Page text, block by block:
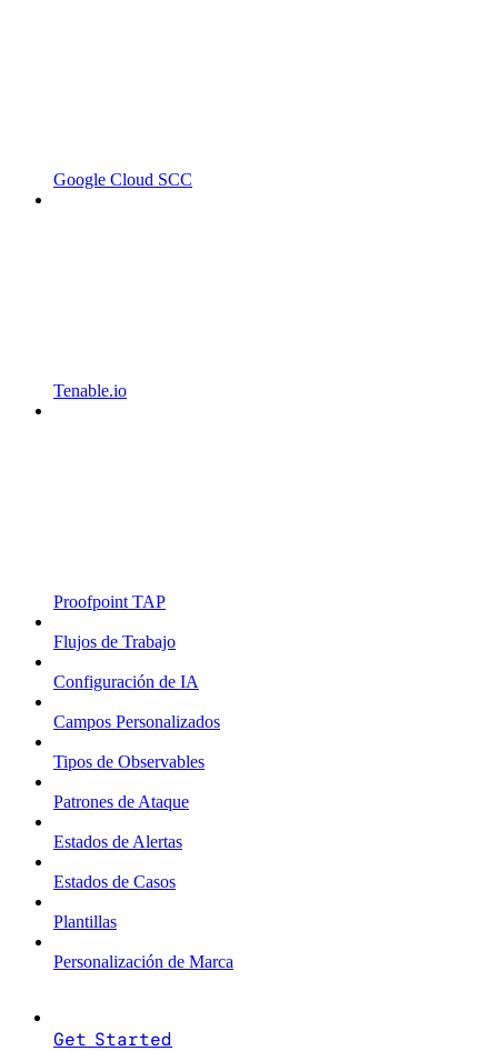
Google Cloud SCC
Tenable.io
Proofpoint TAP
Flujos de Trabajo
Configuración de IA
Campos Personalizados
Tipos de Observables
Patrones de Ataque
Estados de Alertas
Estados de Casos
Plantillas
Personalización de Marca
Get Started